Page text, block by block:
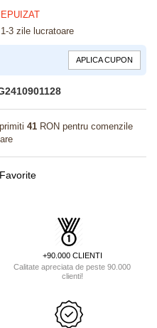
1-3 zile lucratoare
APLICA CUPON
41RON pentru comenzile
+90.000 CLIENTI
Calitate apreciata de peste 90.000
clienti!